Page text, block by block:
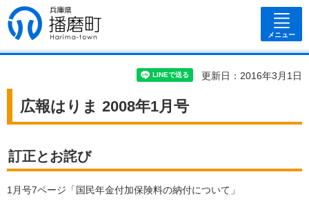
兵庫県 播磨
町
メニュー
更新日：2016年3月1日
広報はりま 2008年1月号
訂正とお詫び
1月号7ページ「国民年金付加保険料の納付について」